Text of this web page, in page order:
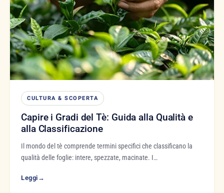
CULTURA & SCOPERTA
Capire i Gradi del Tè: Guida alla Qualità e
alla Classificazione
Il mondo del tè comprende termini specifici che classificano la
qualità delle foglie: intere, spezzate, macinate. I…
Leggi →